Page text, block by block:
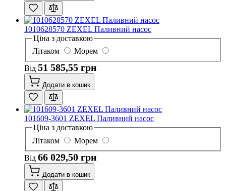
1010628570 ZEXEL Паливний насос
Ціна з доставкою
Літаком
Морем
Від 51 585,55 грн
Додати в кошик
101609-3601 ZEXEL Паливний насос
Ціна з доставкою
Літаком
Морем
Від 66 029,50 грн
Додати в кошик